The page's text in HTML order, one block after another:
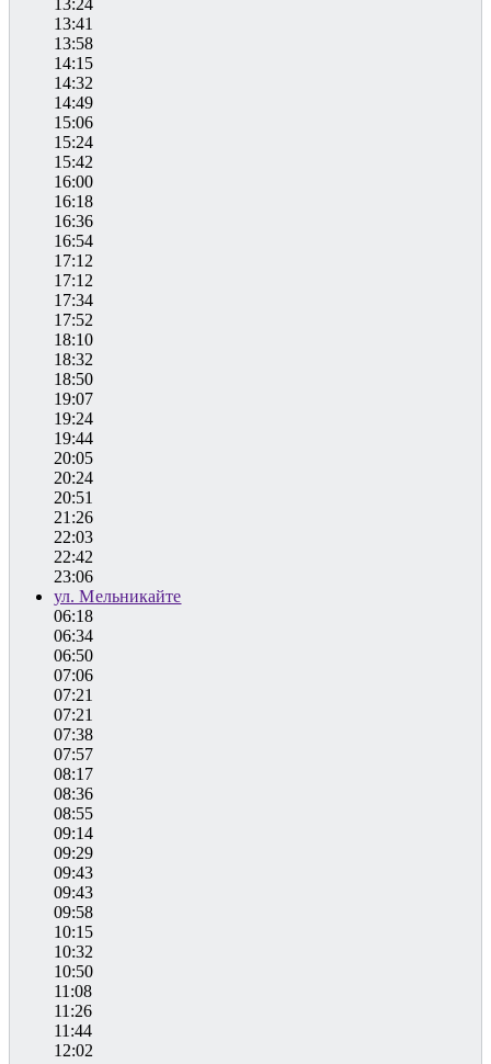
13:24
13:41
13:58
14:15
14:32
14:49
15:06
15:24
15:42
16:00
16:18
16:36
16:54
17:12
17:12
17:34
17:52
18:10
18:32
18:50
19:07
19:24
19:44
20:05
20:24
20:51
21:26
22:03
22:42
23:06
ул. Мельникайте
06:18
06:34
06:50
07:06
07:21
07:21
07:38
07:57
08:17
08:36
08:55
09:14
09:29
09:43
09:43
09:58
10:15
10:32
10:50
11:08
11:26
11:44
12:02